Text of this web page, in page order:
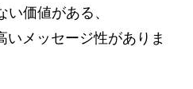
価値がある、
いメッセージ性がありま